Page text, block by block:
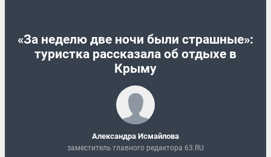
«За неделю две ночи были страшные»:
туристка рассказала об отдыхе в
Крыму
Александра Исмайлова
заместитель главного редактора 63.RU